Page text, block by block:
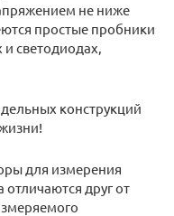
не ниже
простые пробники
светодиодах,
конструкций
для измерения
друг от